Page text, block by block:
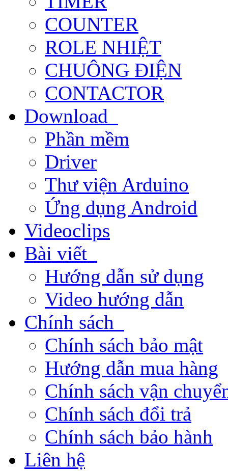
COUNTER
ROLE NHIỆT
CHUÔNG ĐIỆN
CONTACTOR
Download
Phần mềm
Driver
Thư viện Arduino
Ứng dụng Android
Videoclips
Bài viết
Hướng dẫn sử dụng
Video hướng dẫn
Chính sách
Chính sách bảo mật
Hướng dẫn mua hàng
Chính sách vận
Chính sách đổi trả
Chính sách bảo hành
Liên hệ